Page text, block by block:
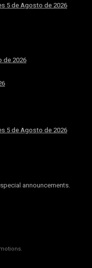
5 de Agosto de 2026
de 2026
5 de Agosto de 2026
announcements.